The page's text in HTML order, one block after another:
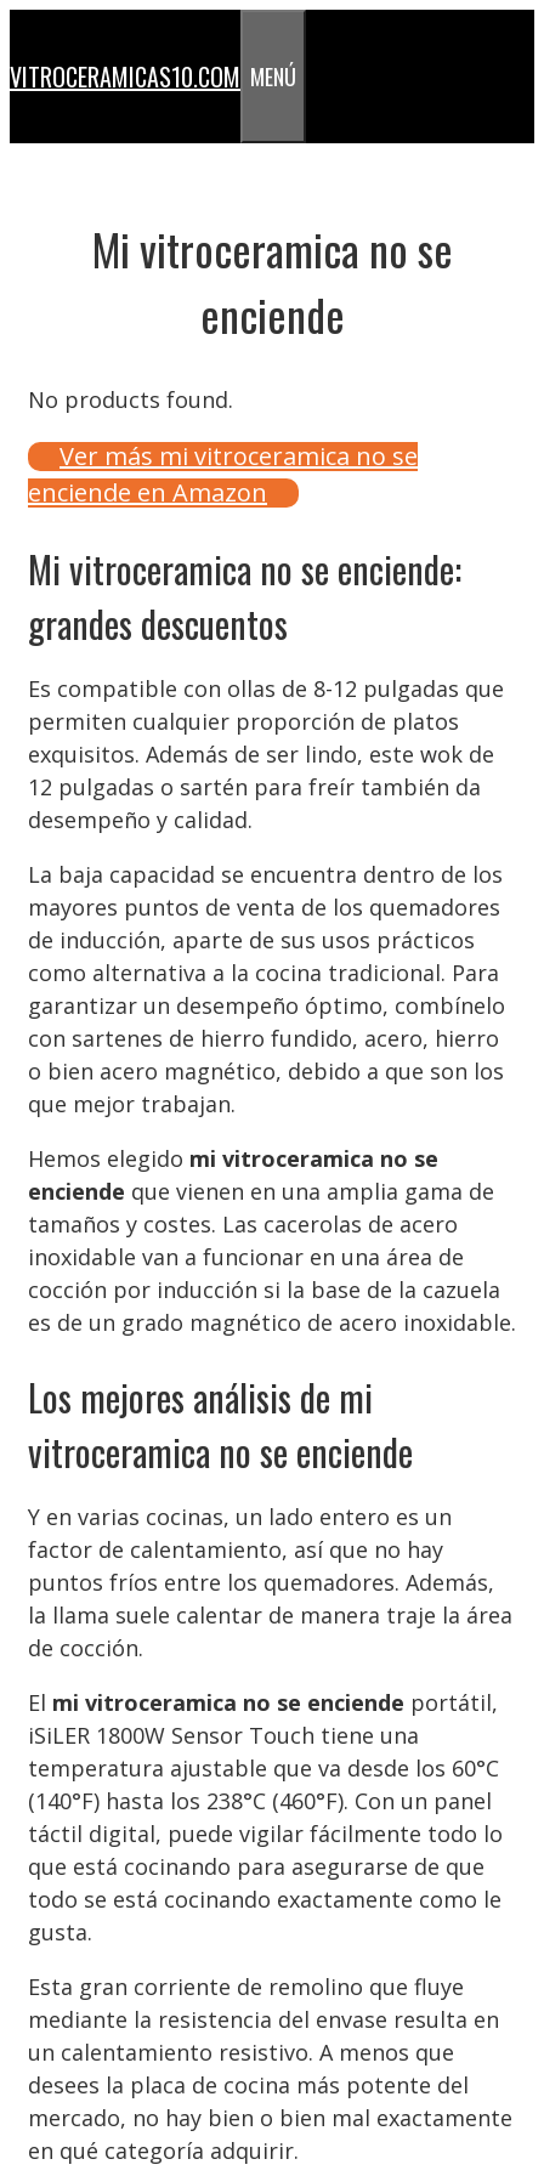
contenido
VITROCERAMICAS10.COM MENÚ
Mi vitroceramica no se
enciende
No products found.
Ver más mi vitroceramica no se
enciende en Amazon
Mi vitroceramica no se enciende:
grandes descuentos
Es compatible con ollas de 8-12 pulgadas que
permiten cualquier proporción de platos
exquisitos. Además de ser lindo, este wok de
12 pulgadas o sartén para freír también da
desempeño y calidad.
La baja capacidad se encuentra dentro de los
mayores puntos de venta de los quemadores
de inducción, aparte de sus usos prácticos
como alternativa a la cocina tradicional. Para
garantizar un desempeño óptimo, combínelo
con sartenes de hierro fundido, acero, hierro
o bien acero magnético, debido a que son los
que mejor trabajan.
Hemos elegido mi vitroceramica no se
enciende que vienen en una amplia gama de
tamaños y costes. Las cacerolas de acero
inoxidable van a funcionar en una área de
cocción por inducción si la base de la cazuela
es de un grado magnético de acero inoxidable.
Los mejores análisis de mi
vitroceramica no se enciende
Y en varias cocinas, un lado entero es un
factor de calentamiento, así que no hay
puntos fríos entre los quemadores. Además,
la llama suele calentar de manera traje la área
de cocción.
El mi vitroceramica no se enciende portátil,
iSiLER 1800W Sensor Touch tiene una
temperatura ajustable que va desde los 60°C
(140°F) hasta los 238°C (460°F). Con un panel
táctil digital, puede vigilar fácilmente todo lo
que está cocinando para asegurarse de que
todo se está cocinando exactamente como le
gusta.
Esta gran corriente de remolino que fluye
mediante la resistencia del envase resulta en
un calentamiento resistivo. A menos que
desees la placa de cocina más potente del
mercado, no hay bien o bien mal exactamente
en qué categoría adquirir.